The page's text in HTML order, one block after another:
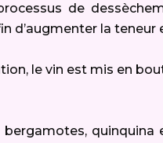
de
d’augmenter la teneur
le vin est mis en
quinquina